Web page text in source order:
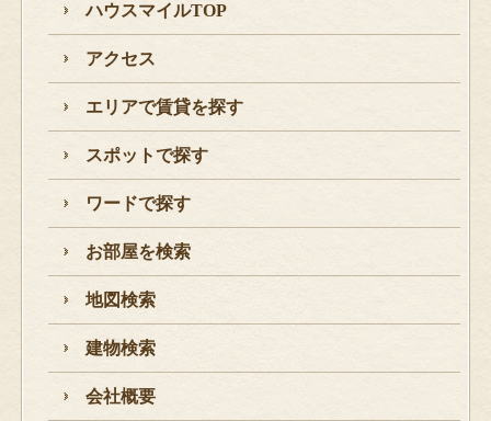
ハウスマイルTOP
アクセス
エリアで賃貸を探す
スポットで探す
ワードで探す
お部屋を検索
地図検索
建物検索
会社概要